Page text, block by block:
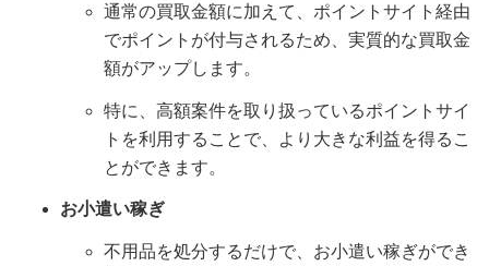
通常の買取金額に加えて、ポイントサイト経由
でポイントが付与されるため、実質的な買取金
額がアップします。
特に、高額案件を取り扱っているポイントサイ
トを利用することで、より大きな利益を得るこ
とができます。
お小遣い稼ぎ
不用品を処分するだけで、お小遣い稼ぎができ